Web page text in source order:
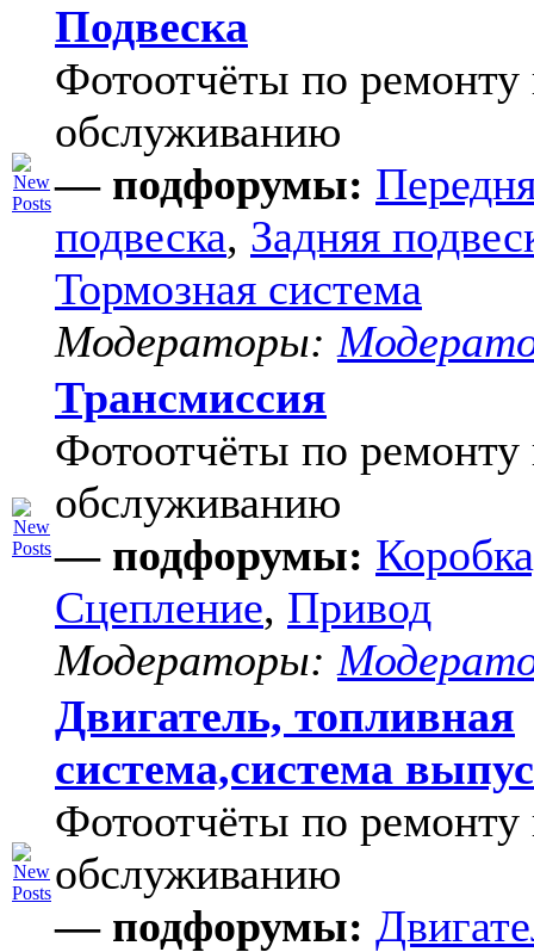
Подвеска
Фотоотчёты по ремонту
обслуживанию
— подфорумы:
подвеска, Задняя
Тормозная система
Модераторы:
Трансмиссия
Фотоотчёты по ремонту
обслуживанию
— подфорумы:
Сцепление, Привод
Модераторы:
Двигатель, топливная
система,система
Фотоотчёты по ремонту
обслуживанию
— подфорумы: